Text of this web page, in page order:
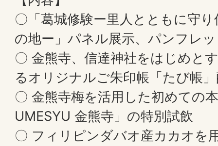
〇「葛城修験ー里人とともに守
の地ー」パネル展示、パンフレ
〇 金熊寺、信達神社をはじめと
るオリジナルご朱印帳「たび帳
〇 金熊寺梅を活用した初めての
UMESYU 金熊寺」の特別試飲
〇 フィリピンダバオ産カカオを